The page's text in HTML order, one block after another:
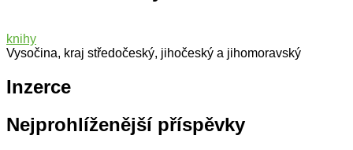
knihy
Vysočina, kraj středočeský, jihočeský a jihomoravský
Inzerce
Nejprohlíženější příspěvky